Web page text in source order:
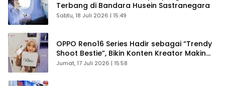
Terbang di Bandara Husein Sastranegara
Sabtu, 18 Juli 2026 | 15:49
OPPO Reno16 Series Hadir sebagai “Trendy
Shoot Bestie”, Bikin Konten Kreator Makin
Betah
Jumat, 17 Juli 2026 | 15:58